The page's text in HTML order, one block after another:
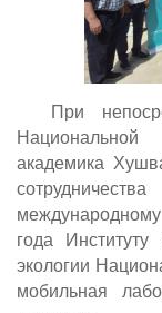
При
академика
года
экологии
мобильная